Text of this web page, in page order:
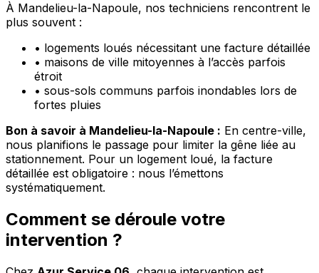
À Mandelieu-la-Napoule, nos techniciens rencontrent le
plus souvent :
• logements loués nécessitant une facture détaillée
• maisons de ville mitoyennes à l’accès parfois
étroit
• sous-sols communs parfois inondables lors de
fortes pluies
Bon à savoir à Mandelieu-la-Napoule : En centre-ville,
nous planifions le passage pour limiter la gêne liée au
stationnement. Pour un logement loué, la facture
détaillée est obligatoire : nous l’émettons
systématiquement.
Comment se déroule votre
intervention ?